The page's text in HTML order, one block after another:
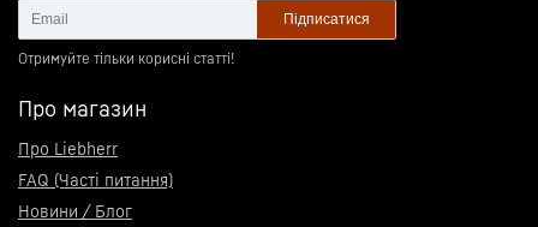
Підписатися
Отримуйте тільки корисні статті!
Про магазин
Про Liebherr
FAQ (Часті питання)
Новини / Блог